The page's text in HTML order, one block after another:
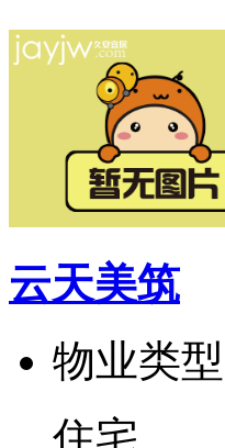
云天美筑
物业类型
住宅